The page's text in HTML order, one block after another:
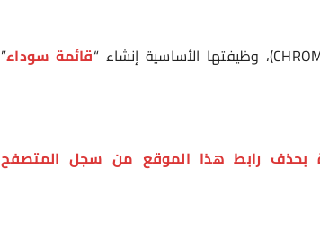
قائمة سوداء”
بحذف رابط هذا الموقع من سجل المتصفح